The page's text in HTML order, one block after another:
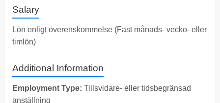
Salary
Lön enligt överenskommelse (Fast månads- vecko- eller
timlön)
Additional Information
Employment Type: Tillsvidare- eller tidsbegränsad
anställning